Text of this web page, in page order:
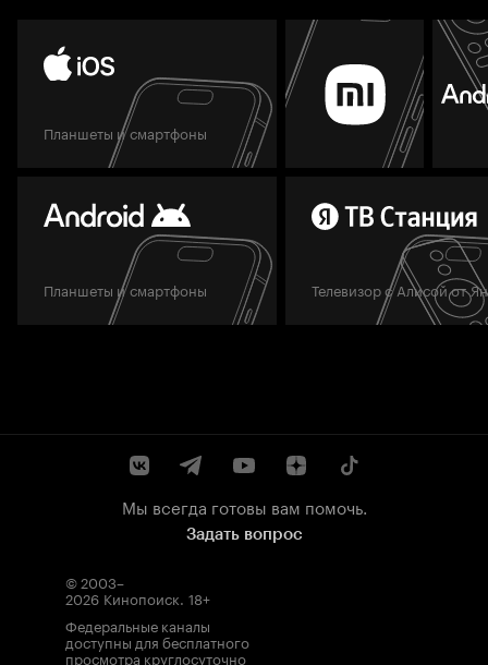
Планшеты и смартфоны
Планшеты и смартфоны Телевизор с Алисой от
Мы всегда готовы вам помочь.
Задать вопрос
© 2003–
2026 Кинопоиск. 18+
Федеральные каналы
доступны для бесплатного
просмотра круглосуточно